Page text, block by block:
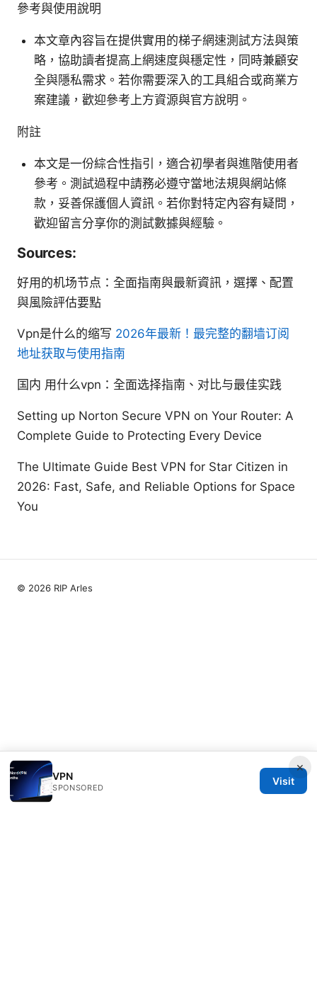
參考與使用說明
本文章內容旨在提供實用的梯子網速測試方法與策
略，協助讀者提高上網速度與穩定性，同時兼顧安
全與隱私需求。若你需要深入的工具組合或商業方
案建議，歡迎參考上方資源與官方說明。
附註
本文是一份綜合性指引，適合初學者與進階使用者
參考。測試過程中請務必遵守當地法規與網站條
款，妥善保護個人資訊。若你對特定內容有疑問，
歡迎留言分享你的測試數據與經驗。
Sources:
好用的机场节点：全面指南與最新資訊，選擇、配置
與風險評估要點
Vpn是什么的缩写 2026年最新！最完整的翻墙订阅
地址获取与使用指南
国内 用什么vpn：全面选择指南、对比与最佳实践
Setting up Norton Secure VPN on Your Router: A
Complete Guide to Protecting Every Device
The Ultimate Guide Best VPN for Star Citizen in
2026: Fast, Safe, and Reliable Options for Space
You
×
VPN
SPONSORED
Visit
© 2026 RIP Arles